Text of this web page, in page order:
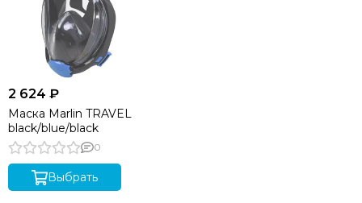
2 624 ₽
Маска Marlin TRAVEL
black/blue/black
0
Выбрать